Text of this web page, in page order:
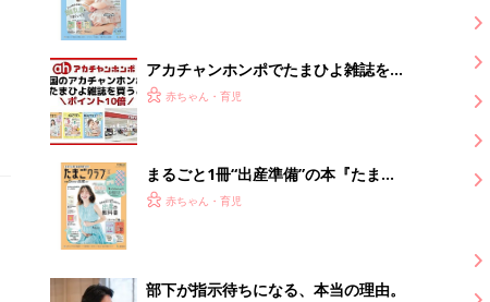
アカチャンホンポでたまひよ雑誌を買
うとポイント10倍【期間限定】
赤ちゃん・育児
まるごと1冊“出産準備”の本『たまご
クラブ 夏号』〈スペシャル大特集〉
赤ちゃん・育児
部下が指示待ちになる、本当の理由。